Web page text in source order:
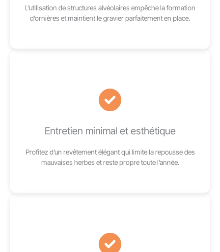
L’utilisation de structures alvéolaires empêche la formation
d’ornières et maintient le gravier parfaitement en place.
Entretien minimal et esthétique
Profitez d’un revêtement élégant qui limite la repousse des
mauvaises herbes et reste propre toute l’année.